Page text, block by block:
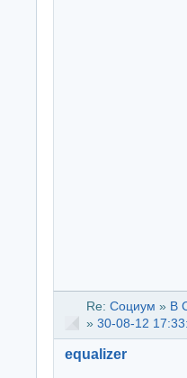
Re: Социум » В
» 30-08-12
equalizer